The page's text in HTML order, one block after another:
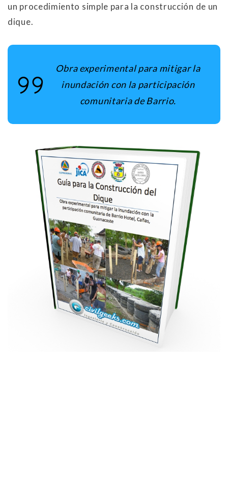
un procedimiento simple para la construcción de un
dique.
Obra experimental para mitigar la
inundación con la participación
comunitaria de Barrio.